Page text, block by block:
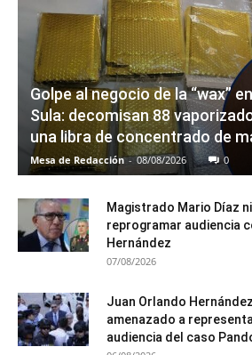
Golpe al negocio de la “wax”
Sula: decomisan 88
una libra de concentrado de
Mesa de Redacción - 08/08/2026 0
Magistrado Mario Díaz
reprogramar audiencia
Hernández
07/08/2026
Juan Orlando
amenazado a
audiencia del caso